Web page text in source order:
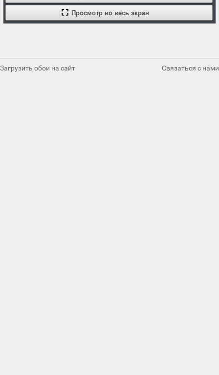
Просмотр во весь экран
Загрузить обои на сайт Связаться с нами